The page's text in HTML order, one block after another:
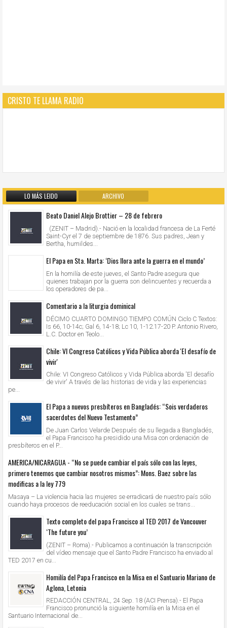
CRISTO TE LLAMA RADIO
LO MÁS LEIDO ARCHIVO
Beato Daniel Alejo Brottier – 28 de febrero
(ZENIT – Madrid).- Nació en la localidad francesa de La Ferté
Saint-Cyr el 7 de septiembre de 1876. Sus padres, Jean y
Bertha, humildes...
El Papa en Sta. Marta: ‘Dios llora ante la guerra en el mundo’
En la homilía de este jueves, el Santo Padre asegura que
quienes trabajan por la guerra son delincuentes y recuerda a
los operadores de pa...
Comentario a la liturgia dominical
DÉCIMO CUARTO DOMINGO TIEMPO COMÚN Ciclo C Textos:
Is 66, 10-14c; Gal 6, 14-18; Lc 10, 1-12.17-20 P. Antonio Rivero,
L.C. Doctor en Teolo...
Chile: VI Congreso Católicos y Vida Pública aborda 'El desafío de
vivir'
Chile: VI Congreso Católicos y Vida Pública aborda 'El desafío
de vivir' A través de las historias de vida y las experiencias
pe...
El Papa a nuevos presbíteros en Bangladés: “Sois verdaderos
sacerdotes del Nuevo Testamento”
De Juan Carlos Velarde Después de su llegada a Bangladés,
el Papa Francisco ha presidido una Misa con ordenación de
presbíteros en el P...
AMERICA/NICARAGUA - “No se puede cambiar el país sólo con las leyes,
primero tenemos que cambiar nosotros mismos”: Mons. Baez sobre las
modificas a la ley 779
Masaya – La violencia hacia las mujeres se erradicará de nuestro país sólo
cuando haya procesos de reeducación social en los cuales se trans...
Texto completo del papa Francisco al TED 2017 de Vancouver
‘The future you’
(ZENIT – Roma).- Publicamos a continuación la transcripción
del vídeo mensaje que el Santo Padre Francisco ha enviado al
TED 2017 en cu...
Homilía del Papa Francisco en la Misa en el Santuario Mariano de
Aglona, Letonia
REDACCIÓN CENTRAL, 24 Sep. 18 (ACI Prensa).- El Papa
Francisco pronunció la siguiente homilía en la Misa en el
Santuario Internacional de...